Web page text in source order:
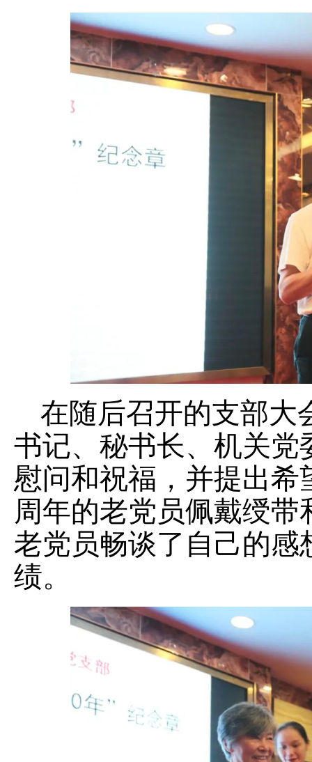
在随后召开的支部大
书记、秘书长、机关
慰问和祝福，并提出希
周年的老党员佩戴绶
老党员畅谈了自己的
绩。